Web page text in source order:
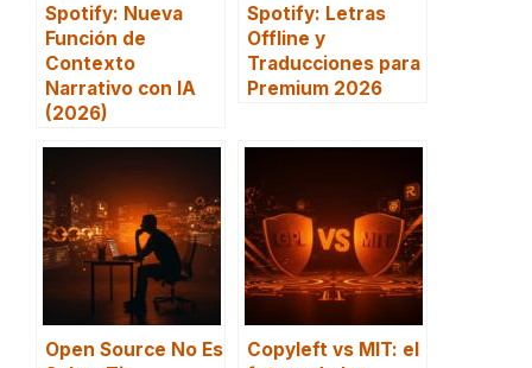
Spotify: Nueva
Función de
Contexto
Narrativo con IA
(2026)
Spotify: Letras
Offline y
Traducciones para
Premium 2026
Open Source No Es
Copyleft vs MIT: el